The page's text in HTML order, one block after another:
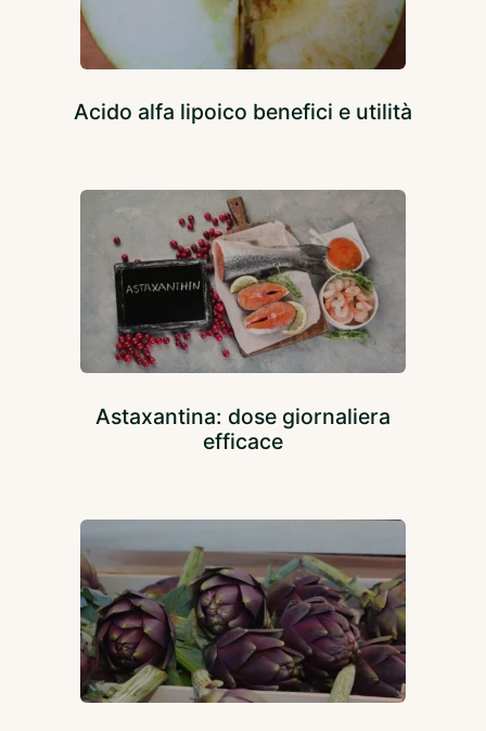
Acido alfa lipoico benefici e utilità
Astaxantina: dose giornaliera
efficace